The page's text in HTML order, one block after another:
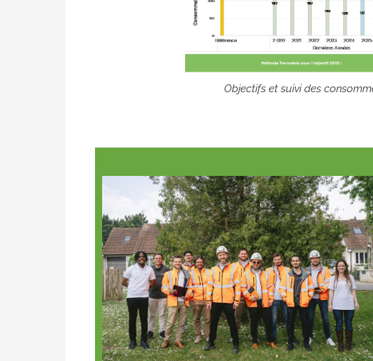
Objectifs et suivi des